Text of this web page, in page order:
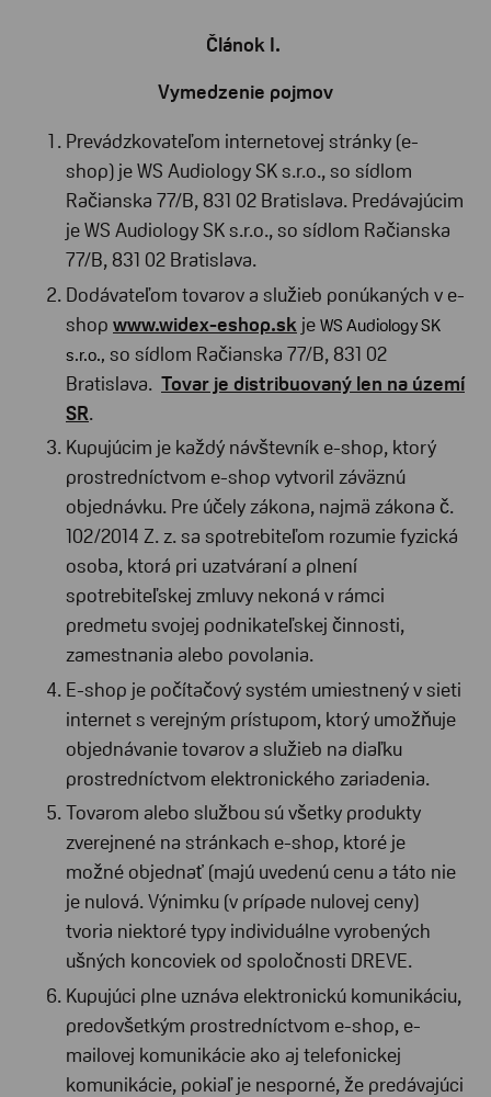
Článok I.
Vymedzenie pojmov
Prevádzkovateľom internetovej stránky (e-
shop) je WS Audiology SK s.r.o., so sídlom
Račianska 77/B, 831 02 Bratislava. Predávajúcim
je WS Audiology SK s.r.o., so sídlom Račianska
77/B, 831 02 Bratislava.
Dodávateľom tovarov a služieb ponúkaných v e-
shop www.widex-eshop.sk je WS Audiology SK
s.r.o.,
so sídlom Račianska 77/B, 831 02
Bratislava. Tovar je distribuovaný len na území
SR.
Kupujúcim je každý návštevník e-shop, ktorý
prostredníctvom e-shop vytvoril záväznú
objednávku. Pre účely zákona, najmä zákona č.
102/2014 Z. z. sa spotrebiteľom rozumie fyzická
osoba, ktorá pri uzatváraní a plnení
spotrebiteľskej zmluvy nekoná v rámci
predmetu svojej podnikateľskej činnosti,
zamestnania alebo povolania.
E-shop je počítačový systém umiestnený v sieti
internet s verejným prístupom, ktorý umožňuje
objednávanie tovarov a služieb na diaľku
prostredníctvom elektronického zariadenia.
Tovarom alebo službou sú všetky produkty
zverejnené na stránkach e-shop, ktoré je
možné objednať (majú uvedenú cenu a táto nie
je nulová. Výnimku (v prípade nulovej ceny)
tvoria niektoré typy individuálne vyrobených
ušných koncoviek od spoločnosti DREVE.
Kupujúci plne uznáva elektronickú komunikáciu,
predovšetkým prostredníctvom e-shop, e-
mailovej komunikácie ako aj telefonickej
komunikácie, pokiaľ je nesporné, že predávajúci